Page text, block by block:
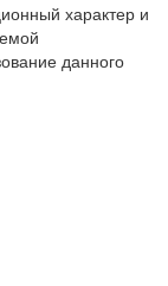
характер и
данного